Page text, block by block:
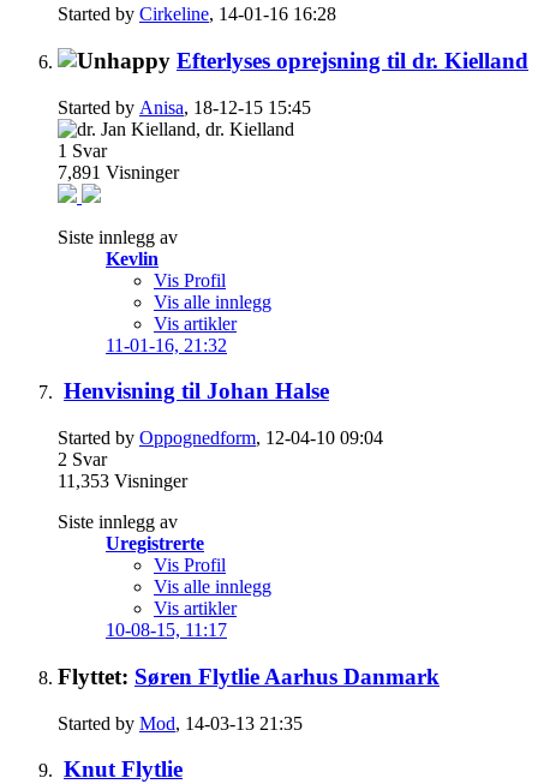
Started by Cirkeline, 14-01-16 16:28
Efterlyses oprejsning til dr. Kielland
Started by Anisa, 18-12-15 15:45
1 Svar
7,891 Visninger
Siste innlegg av
Kevlin
Vis Profil
Vis alle innlegg
Vis artikler
11-01-16, 21:32
Henvisning til Johan Halse
Started by Oppognedform, 12-04-10 09:04
2 Svar
11,353 Visninger
Siste innlegg av
Uregistrerte
Vis Profil
Vis alle innlegg
Vis artikler
10-08-15, 11:17
Flyttet: Søren Flytlie Aarhus Danmark
Started by Mod, 14-03-13 21:35
Knut Flytlie